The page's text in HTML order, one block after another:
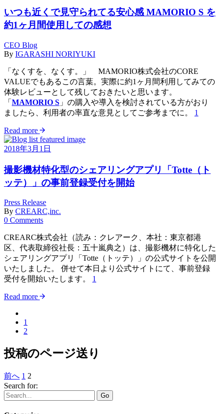
いつも近くで見守られてる安心感 MAMORIO S を
約1ヶ月間使用しての感想
CEO Blog
By IGARASHI NORIYUKI
「なくすを、なくす。」 MAMORIO株式会社のCORE
VALUEでもあるこの言葉。実際に約1ヶ月間利用してみての
体験レビューとして残しておきたいと思います。
「 MAMORIO S 」の購入や導入を検討されている方がおり
ましたら、利用者の率直な意見としてご参考までに。 1
Read more
2018年3月1日
撮影機材特化型のシェアリングアプリ「Totte（ト
ッテ）」の事前登録受付を開始
Press Release
By CREARC,inc.
0 Comments
CREARC株式会社（読み：クレアーク、本社：東京都港
区、代表取締役社長：五十嵐典之）は、撮影機材に特化した
シェアリングアプリ「Totte（トッテ）」の公式サイトを公開
いたしました。 併せて本日より公式サイトにて、事前登録
受付を開始いたします。 1
Read more
1
2
投稿のページ送り
前へ 1 2
Search for:
Go